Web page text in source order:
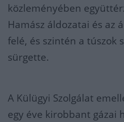
közleményében
Hamász áldozatai és az
felé, és szintén a túszok
sürgette.
A Külügyi Szolgálat
egy éve kirobbant gázai